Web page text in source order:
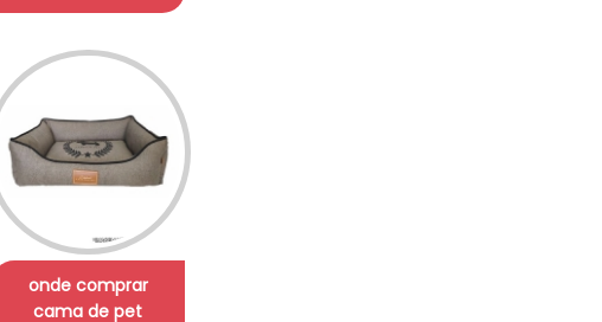
onde comprar
cama de pet